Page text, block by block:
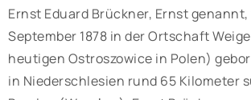
Ernst Eduard Brückner, Ernst
September 1878 in der Ortschaft
heutigen Ostroszowice in Polen)
in Niederschlesien rund 65 Kilometer